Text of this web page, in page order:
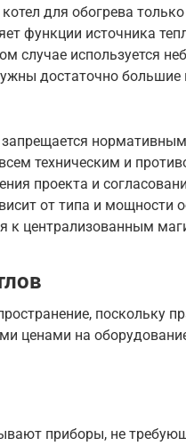
для обогрева
функции источника
случае используется
достаточно
техническим и
проекта и
от типа и мощности
к централизованным
поскольку
ценами на
приборы, не